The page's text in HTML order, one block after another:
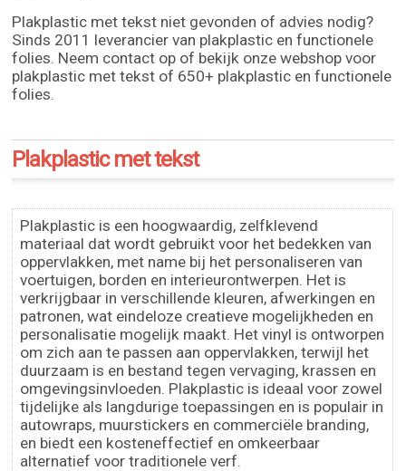
Plakplastic met tekst niet gevonden of advies nodig?
Sinds 2011 leverancier van plakplastic en functionele
folies. Neem contact op of bekijk onze webshop voor
plakplastic met tekst of 650+ plakplastic en functionele
folies.
Plakplastic met tekst
Plakplastic is een hoogwaardig, zelfklevend
materiaal dat wordt gebruikt voor het bedekken van
oppervlakken, met name bij het personaliseren van
voertuigen, borden en interieurontwerpen. Het is
verkrijgbaar in verschillende kleuren, afwerkingen en
patronen, wat eindeloze creatieve mogelijkheden en
personalisatie mogelijk maakt. Het vinyl is ontworpen
om zich aan te passen aan oppervlakken, terwijl het
duurzaam is en bestand tegen vervaging, krassen en
omgevingsinvloeden. Plakplastic is ideaal voor zowel
tijdelijke als langdurige toepassingen en is populair in
autowraps, muurstickers en commerciële branding,
en biedt een kosteneffectief en omkeerbaar
alternatief voor traditionele verf.